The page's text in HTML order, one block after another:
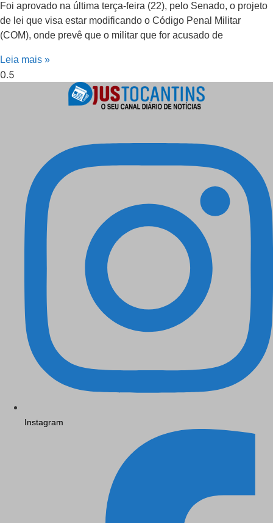
Foi aprovado na última terça-feira (22), pelo Senado, o projeto
de lei que visa estar modificando o Código Penal Militar
(COM), onde prevê que o militar que for acusado de
Leia mais »
Instagram